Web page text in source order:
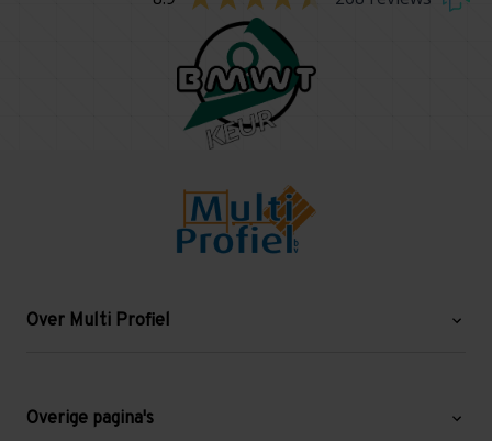
Over Multi Profiel
Blog
Overige pagina's